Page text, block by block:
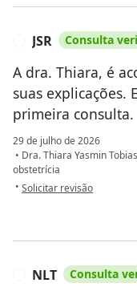
JSR Consulta
A dra. Thiara, é
suas explicações.
primeira consulta.
29 de julho de 2026
• Dra. Thiara Yasmin
obstetrícia
• na opinião do utilizador JSR
Solicitar revisão
NLT Consulta